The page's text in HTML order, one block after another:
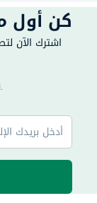
كن أول
اشترك الآن
40 للعملاء الجدد فقط. تطبق الشروط والأحكام.